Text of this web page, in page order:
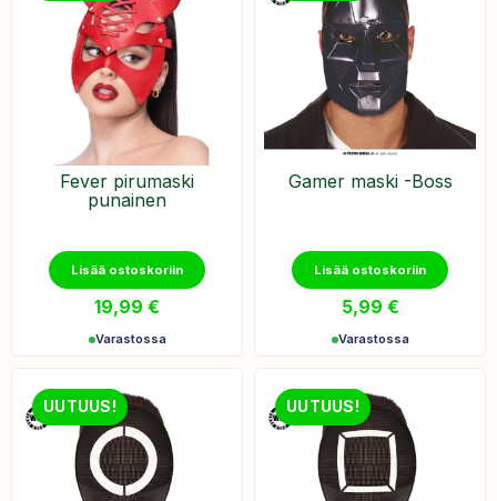
Fever pirumaski
punainen
Lisää ostoskoriin
19,99 €
Varastossa
Gamer maski -Boss
Lisää ostoskoriin
5,99 €
Varastossa
UUTUUS! UUTUUS!